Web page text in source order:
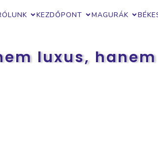
KEZDŐPONT MAGURÁK
luxus,